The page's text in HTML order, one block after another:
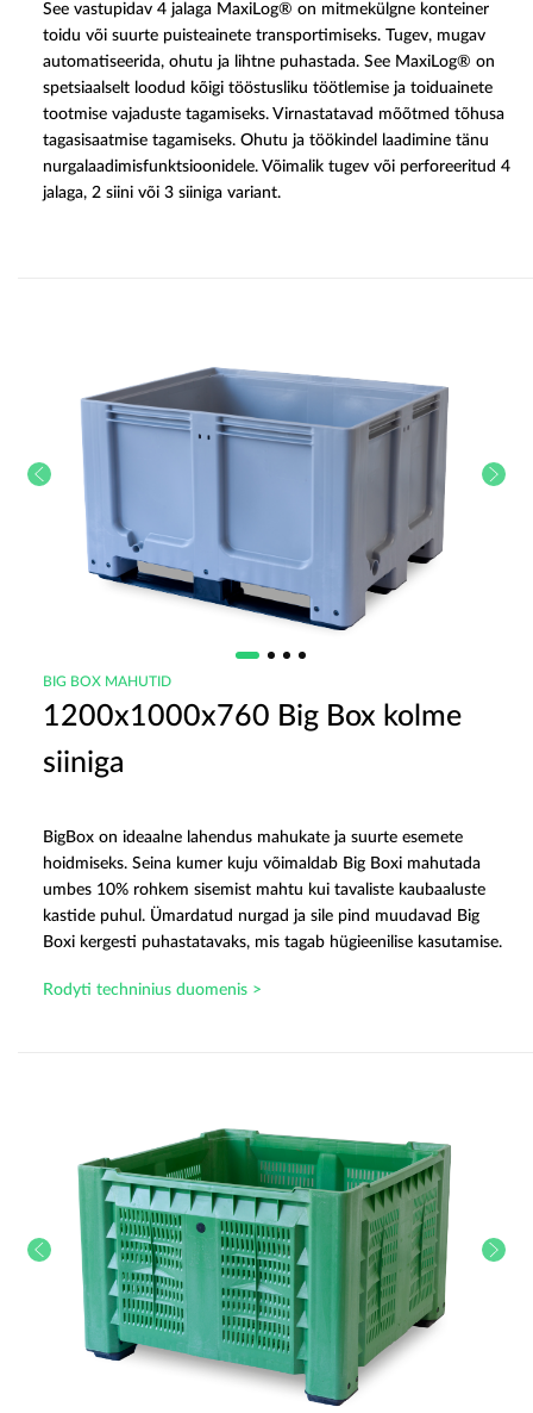
See vastupidav 4 jalaga MaxiLog® on mitmekülgne konteiner
toidu või suurte puisteainete transportimiseks. Tugev, mugav
automatiseerida, ohutu ja lihtne puhastada. See MaxiLog® on
spetsiaalselt loodud kõigi tööstusliku töötlemise ja toiduainete
tootmise vajaduste tagamiseks. Virnastatavad mõõtmed tõhusa
tagasisaatmise tagamiseks. Ohutu ja töökindel laadimine tänu
nurgalaadimisfunktsioonidele. Võimalik tugev või perforeeritud 4
jalaga, 2 siini või 3 siiniga variant.
BIG BOX MAHUTID
1200x1000x760 Big Box kolme
siiniga
BigBox on ideaalne lahendus mahukate ja suurte esemete
hoidmiseks. Seina kumer kuju võimaldab Big Boxi mahutada
umbes 10% rohkem sisemist mahtu kui tavaliste kaubaaluste
kastide puhul. Ümardatud nurgad ja sile pind muudavad Big
Boxi kergesti puhastatavaks, mis tagab hügieenilise kasutamise.
Rodyti techninius duomenis >